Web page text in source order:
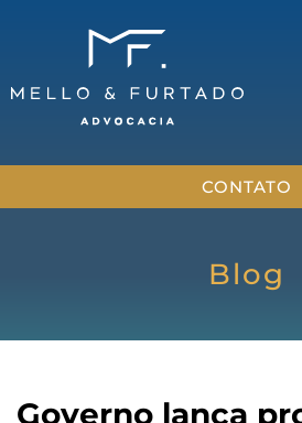
CONTATO
Blog
Governo lança